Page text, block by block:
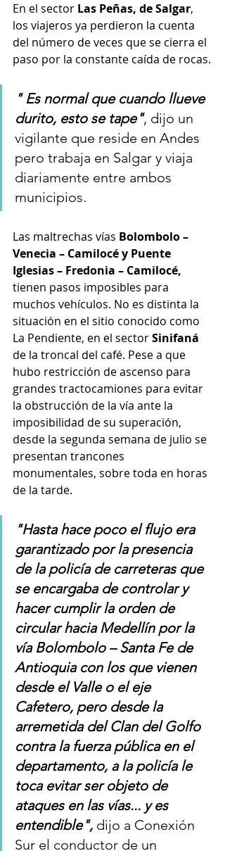
En el sector Las Peñas, de Salgar,
los viajeros ya perdieron la cuenta
del número de veces que se cierra el
paso por la constante caída de rocas.
" Es normal que cuando llueve
durito, esto se tape", dijo un
vigilante que reside en Andes
pero trabaja en Salgar y viaja
diariamente entre ambos
municipios.
Las maltrechas vías Bolombolo –
Venecia – Camilocé y Puente
Iglesias – Fredonia – Camilocé,
tienen pasos imposibles para
muchos vehículos. No es distinta la
situación en el sitio conocido como
La Pendiente, en el sector Sinifaná
de la troncal del café. Pese a que
hubo restricción de ascenso para
grandes tractocamiones para evitar
la obstrucción de la vía ante la
imposibilidad de su superación,
desde la segunda semana de julio se
presentan trancones
monumentales, sobre toda en horas
de la tarde.
"Hasta hace poco el flujo era
garantizado por la presencia
de la policía de carreteras que
se encargaba de controlar y
hacer cumplir la orden de
circular hacia Medellín por la
vía Bolombolo – Santa Fe de
Antioquia con los que vienen
desde el Valle o el eje
Cafetero, pero desde la
arremetida del Clan del Golfo
contra la fuerza pública en el
departamento, a la policía le
toca evitar ser objeto de
ataques en las vías... y es
entendible", dijo a Conexión
Sur el conductor de un